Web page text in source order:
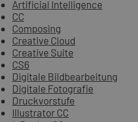
Artificial Intelligence
CC
Composing
Creative Cloud
Creative Suite
CS6
Digitale Bildbearbeitung
Digitale Fotografie
Druckvorstufe
Illustrator CC